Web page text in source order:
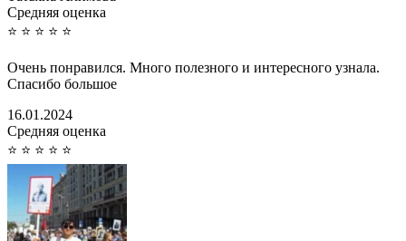
Cредняя оценка
⭐ ⭐ ⭐ ⭐ ⭐
Очень понравился. Много полезного и интересного узнала.
Спасибо большое
16.01.2024
Cредняя оценка
⭐ ⭐ ⭐ ⭐ ⭐